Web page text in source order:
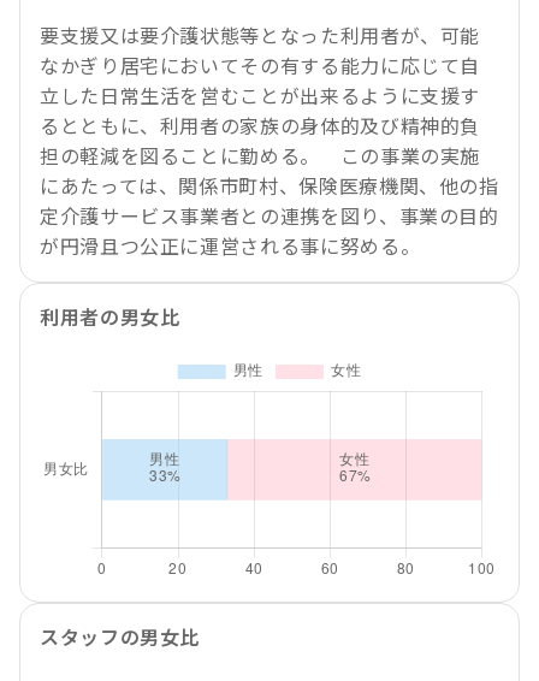
要支援又は要介護状態等となった利用者が、可能
なかぎり居宅においてその有する能力に応じて自
立した日常生活を営むことが出来るように支援す
るとともに、利用者の家族の身体的及び精神的負
担の軽減を図ることに勤める。 この事業の実施
にあたっては、関係市町村、保険医療機関、他の指
定介護サービス事業者との連携を図り、事業の目的
が円滑且つ公正に運営される事に努める。
利用者の男女比
スタッフの男女比